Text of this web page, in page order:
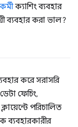
ক্যাশিং ব্যবহার
ব্যবহার করা ভাল?
করে সরাসরি
ফেচিং,
পরিচালিত
ব্যবহারকারীর